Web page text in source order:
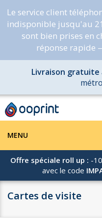
Le service client
indisponible jusqu'au
sont bien prises en
réponse rapide
Livraison gratuite
MENU
Offre spéciale roll up : -
avec le code
Cartes de visite